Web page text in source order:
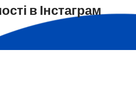
в Інстаграм